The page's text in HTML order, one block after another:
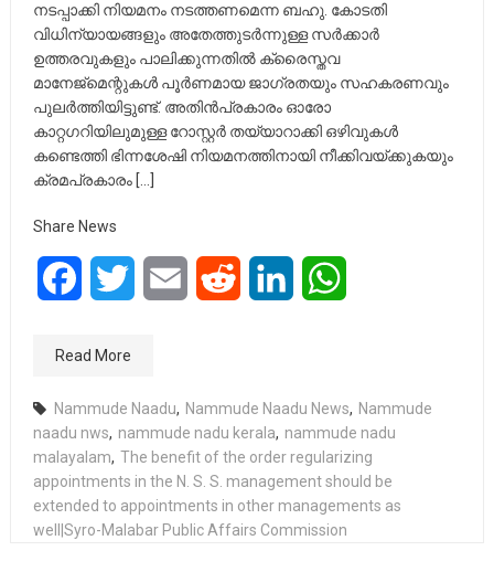
നടപ്പാക്കി നിയമനം നടത്തണമെന്ന ബഹു. കോടതി
വിധിന്യായങ്ങളും അതേത്തുടർന്നുള്ള സർക്കാർ
ഉത്തരവുകളും പാലിക്കുന്നതിൽ ക്രൈസ്തവ
മാനേജ്മെന്റുകൾ പൂർണമായ ജാഗ്രതയും സഹകരണവും
പുലർത്തിയിട്ടുണ്ട്. അതിൻപ്രകാരം ഓരോ
കാറ്റഗറിയിലുമുള്ള റോസ്റ്റർ തയ്യാറാക്കി ഒഴിവുകൾ
കണ്ടെത്തി ഭിന്നശേഷി നിയമനത്തിനായി നീക്കിവയ്ക്കുകയും
ക്രമപ്രകാരം […]
Share News
FacebookTwitter Email Reddit LinkedIn
Read More
Nammude Naadu, Nammude Naadu News, Nammude
naadu nws, nammude nadu kerala, nammude nadu
malayalam, The benefit of the order regularizing
appointments in the N. S. S. management should be
extended to appointments in other managements as
well|Syro-Malabar Public Affairs Commission